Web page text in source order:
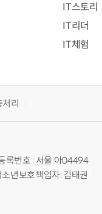
IT스토리
IT리더
IT체험
처리
록번호 : 서울 아04494
소년보호책임자: 김태권